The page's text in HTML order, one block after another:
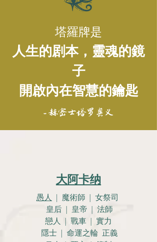
塔羅牌是
人生的剧本，靈魂的鏡
子
開啟內在智慧的鑰匙
- 赫密士塔罗奥义
大阿卡纳
愚人 | 魔術師 | 女祭司
皇后 | 皇帝 | 法師
戀人 | 戰車 | 實力
隱士 | 命運之輪 正義